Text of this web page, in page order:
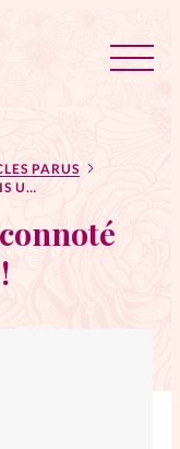
PARUS
JE FAIS UN MÉTIER CONNOTÉ MASCULIN !